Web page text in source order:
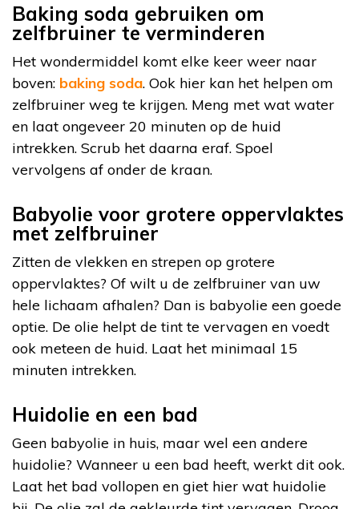
Baking soda gebruiken om
zelfbruiner te verminderen
Het wondermiddel komt elke keer weer naar
boven: baking soda. Ook hier kan het helpen om
zelfbruiner weg te krijgen. Meng met wat water
en laat ongeveer 20 minuten op de huid
intrekken. Scrub het daarna eraf. Spoel
vervolgens af onder de kraan.
Babyolie voor grotere oppervlaktes
met zelfbruiner
Zitten de vlekken en strepen op grotere
oppervlaktes? Of wilt u de zelfbruiner van uw
hele lichaam afhalen? Dan is babyolie een goede
optie. De olie helpt de tint te vervagen en voedt
ook meteen de huid. Laat het minimaal 15
minuten intrekken.
Huidolie en een bad
Geen babyolie in huis, maar wel een andere
huidolie? Wanneer u een bad heeft, werkt dit ook.
Laat het bad vollopen en giet hier wat huidolie